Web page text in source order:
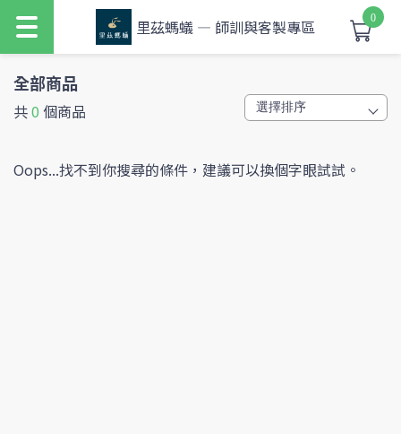
里茲螞蟻 — 師訓與客製專區 0
全部商品
共0 個商品
Oops...找不到你搜尋的條件，建議可以換個字眼試試。